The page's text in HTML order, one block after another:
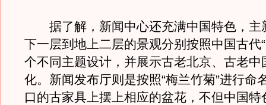
据了解，新闻中心还充满中国特色，主
下一层到地上二层的景观分别按照中国古代
个不同主题设计，并展示古老北京、古老中
化。新闻发布厅则是按照“梅兰竹菊”进行命
口的古家具上摆上相应的盆花，不但中国特